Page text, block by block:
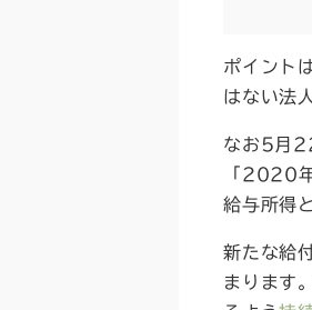
ポイント
はない法
なお5月
「2020
給与所得
新たな給
まります